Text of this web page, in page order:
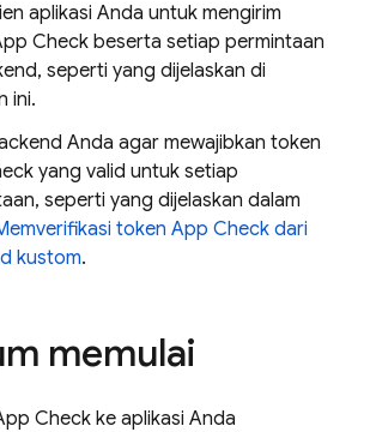
aplikasi Anda untuk mengirim
Check beserta setiap permintaan
seperti yang dijelaskan di
ini.
Anda agar mewajibkan token
yang valid untuk setiap
seperti yang dijelaskan dalam
token App Check dari
kustom.
memulai
Check ke aplikasi Anda